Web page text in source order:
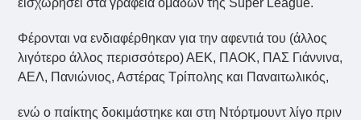
εισχωρήσει στα γραφεία ομάδων της Super League.
Φέρονται να ενδιαφέρθηκαν για την αφεντιά του (άλλος
λιγότερο άλλος περισσότερο) ΑΕΚ, ΠΑΟΚ, ΠΑΣ Γιάννινα,
ΑΕΛ, Πανιώνιος, Αστέρας Τρίπολης και Παναιτωλικός,
ενώ ο παίκτης δοκιμάστηκε και στη Ντόρτμουντ λίγο πριν